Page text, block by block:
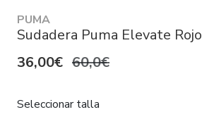
PUMA
Sudadera Puma Elevate Rojo
36,00€ 60,0€
Seleccionar talla